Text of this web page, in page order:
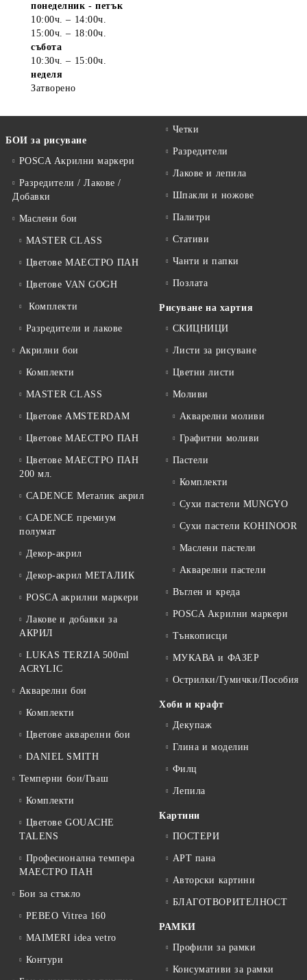
понеделник - петък
10:00ч. – 14:00ч.
15:00ч. – 18:00ч.
събота
10:30ч. – 15:00ч.
неделя
Затворено
БОИ за рисуване
POSCA Акрилни маркери
Разредители / Лакове /
Добавки
Маслени бои
MASTER CLASS
Цветове МАЕСТРО ПАН
Цветове VAN GOGH
Комплекти
Разредители и лакове
Акрилни бои
Комплекти
MASTER CLASS
Цветове AMSTERDAM
Цветове МАЕСТРО ПАН
Цветове МАЕСТРО ПАН
200 мл.
CADENCE Металик акрил
CADENCE премиум
полумат
Декор-акрил
Декор-акрил МЕТАЛИК
POSCA акрилни маркери
Лакове и добавки за
АКРИЛ
LUKAS TERZIA 500ml
ACRYLIC
Акварелни бои
Комплекти
Цветове акварелни бои
DANIEL SMITH
Темперни бои/Гваш
Комплекти
Цветове GOUACHE
TALENS
Професионална темпера
МАЕСТРО ПАН
Бои за стъкло
PEBEO Vitrea 160
MAIMERI idea vetro
Контури
Четки
Разредители
Лакове и лепила
Шпакли и ножове
Палитри
Стативи
Чанти и папки
Позлата
Рисуване на хартия
СКИЦНИЦИ
Листи за рисуване
Цветни листи
Моливи
Акварелни моливи
Графитни моливи
Пастели
Комплекти
Сухи пастели MUNGYO
Сухи пастели KOHINOOR
Маслени пастели
Акварелни пастели
Въглен и креда
POSCA Акрилни маркери
Тънкописци
МУКАВА и ФАЗЕР
Острилки/Гумички/Пособия
Хоби и крафт
Декупаж
Глина и моделин
Филц
Лепила
Картини
ПОСТЕРИ
АРТ пана
Авторски картини
БЛАГОТВОРИТЕЛНОСТ
РАМКИ
Профили за рамки
Консумативи за рамки